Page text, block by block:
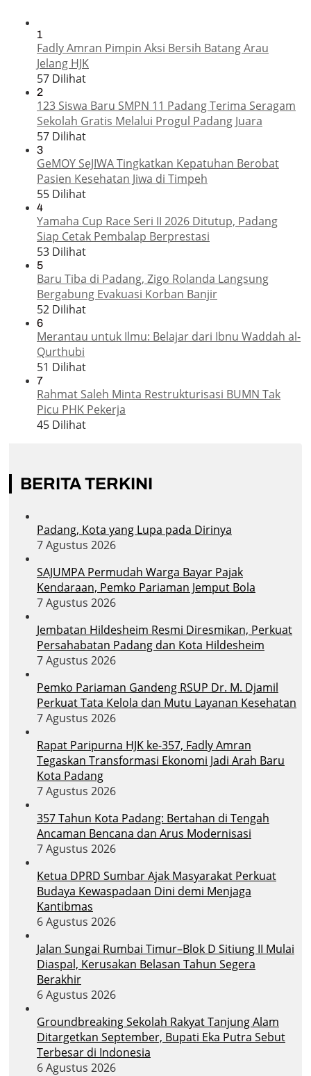
1
Fadly Amran Pimpin Aksi Bersih Batang Arau
Jelang HJK
57 Dilihat
2
123 Siswa Baru SMPN 11 Padang Terima Seragam
Sekolah Gratis Melalui Progul Padang Juara
57 Dilihat
3
GeMOY SeJIWA Tingkatkan Kepatuhan Berobat
Pasien Kesehatan Jiwa di Timpeh
55 Dilihat
4
Yamaha Cup Race Seri II 2026 Ditutup, Padang
Siap Cetak Pembalap Berprestasi
53 Dilihat
5
Baru Tiba di Padang, Zigo Rolanda Langsung
Bergabung Evakuasi Korban Banjir
52 Dilihat
6
Merantau untuk Ilmu: Belajar dari Ibnu Waddah al-
Qurthubi
51 Dilihat
7
Rahmat Saleh Minta Restrukturisasi BUMN Tak
Picu PHK Pekerja
45 Dilihat
BERITA TERKINI
Padang, Kota yang Lupa pada Dirinya
7 Agustus 2026
SAJUMPA Permudah Warga Bayar Pajak
Kendaraan, Pemko Pariaman Jemput Bola
7 Agustus 2026
Jembatan Hildesheim Resmi Diresmikan, Perkuat
Persahabatan Padang dan Kota Hildesheim
7 Agustus 2026
Pemko Pariaman Gandeng RSUP Dr. M. Djamil
Perkuat Tata Kelola dan Mutu Layanan Kesehatan
7 Agustus 2026
Rapat Paripurna HJK ke-357, Fadly Amran
Tegaskan Transformasi Ekonomi Jadi Arah Baru
Kota Padang
7 Agustus 2026
357 Tahun Kota Padang: Bertahan di Tengah
Ancaman Bencana dan Arus Modernisasi
7 Agustus 2026
Ketua DPRD Sumbar Ajak Masyarakat Perkuat
Budaya Kewaspadaan Dini demi Menjaga
Kantibmas
6 Agustus 2026
Jalan Sungai Rumbai Timur–Blok D Sitiung II Mulai
Diaspal, Kerusakan Belasan Tahun Segera
Berakhir
6 Agustus 2026
Groundbreaking Sekolah Rakyat Tanjung Alam
Ditargetkan September, Bupati Eka Putra Sebut
Terbesar di Indonesia
6 Agustus 2026